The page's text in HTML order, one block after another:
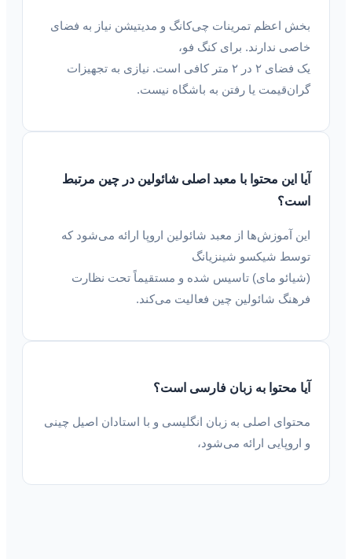
بخش اعظم تمرینات چی‌کانگ و مدیتیشن نیاز به فضای
خاصی ندارند. برای کنگ فو،
یک فضای ۲ در ۲ متر کافی است. نیازی به تجهیزات
گران‌قیمت یا رفتن به باشگاه نیست.
آیا این محتوا با معبد اصلی شائولین در چین مرتبط
است؟
این آموزش‌ها از معبد شائولین اروپا ارائه می‌شود که
توسط شیکسو شینزیانگ
(شیائو مای) تاسیس شده و مستقیماً تحت نظارت
فرهنگ شائولین چین فعالیت می‌کند.
آیا محتوا به زبان فارسی است؟
محتوای اصلی به زبان انگلیسی و با استادان اصیل چینی
و اروپایی ارائه می‌شود،